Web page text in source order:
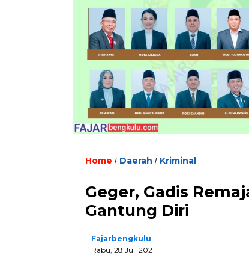
Home / Daerah / Kriminal
Geger, Gadis
Gantung Diri
Fajarbengkulu
Rabu, 28 Juli 2021